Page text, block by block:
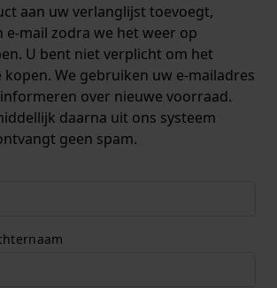
aan uw verlanglijst toevoegt,
e-mail zodra we het weer op
U bent niet verplicht om het
We gebruiken uw e-mailadres
over nieuwe voorraad.
daarna uit ons systeem
geen spam.